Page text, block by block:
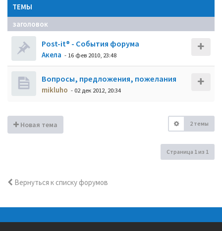
ТЕМЫ
заголовок
Post-it® - События форума
Акела - 16 фев 2010, 23:48
Вопросы, предложения, пожелания
mikluho - 02 дек 2012, 20:34
Новая тема 2 темы
Страница 1из 1
Вернуться к списку форумов